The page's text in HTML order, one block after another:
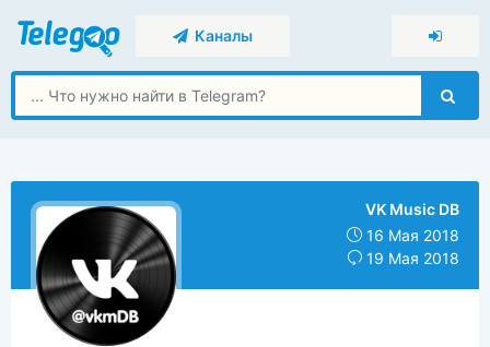
Каналы
VK Music DB
16 Мая 2018
19 Мая 2018